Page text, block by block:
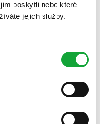
poskytli nebo které
jejich služby.